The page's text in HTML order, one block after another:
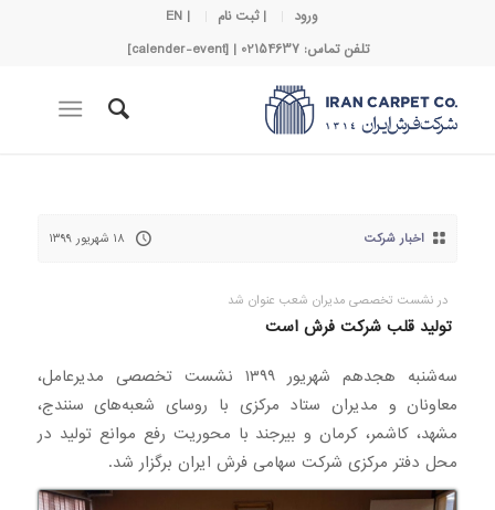
ورود | ثبت نام
| EN
تلفن تماس: 02154637 | [calender-event]
اخبار شرکت ۱۸ شهریور ۱۳۹۹
در نشست تخصصی مدیران شعب عنوان شد
تولید قلب شرکت فرش است
سه‌شنبه هجدهم شهریور ۱۳۹۹ نشست تخصصی مدیرعامل،
معاونان و مدیران ستاد مرکزی با روسای شعبه‌های سنندج،
مشهد، کاشمر، کرمان و بیرجند با محوریت رفع موانع تولید در
محل دفتر مرکزی شرکت سهامی فرش ایران برگزار شد.